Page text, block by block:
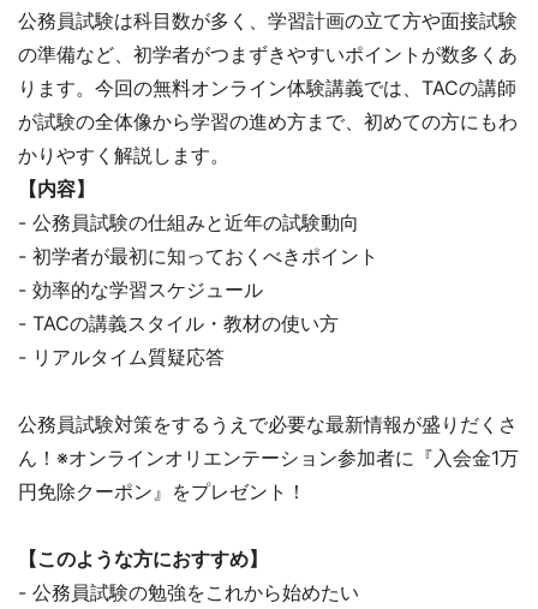
公務員試験は科目数が多く、学習計画の立て方や面接試験
の準備など、初学者がつまずきやすいポイントが数多くあ
ります。今回の無料オンライン体験講義では、TACの講師
が試験の全体像から学習の進め方まで、初めての方にもわ
かりやすく解説します。
【内容】
- 公務員試験の仕組みと近年の試験動向
- 初学者が最初に知っておくべきポイント
- 効率的な学習スケジュール
- TACの講義スタイル・教材の使い方
- リアルタイム質疑応答
公務員試験対策をするうえで必要な最新情報が盛りだくさ
ん！※オンラインオリエンテーション参加者に『入会金1万
円免除クーポン』をプレゼント！
【このような方におすすめ】
- 公務員試験の勉強をこれから始めたい